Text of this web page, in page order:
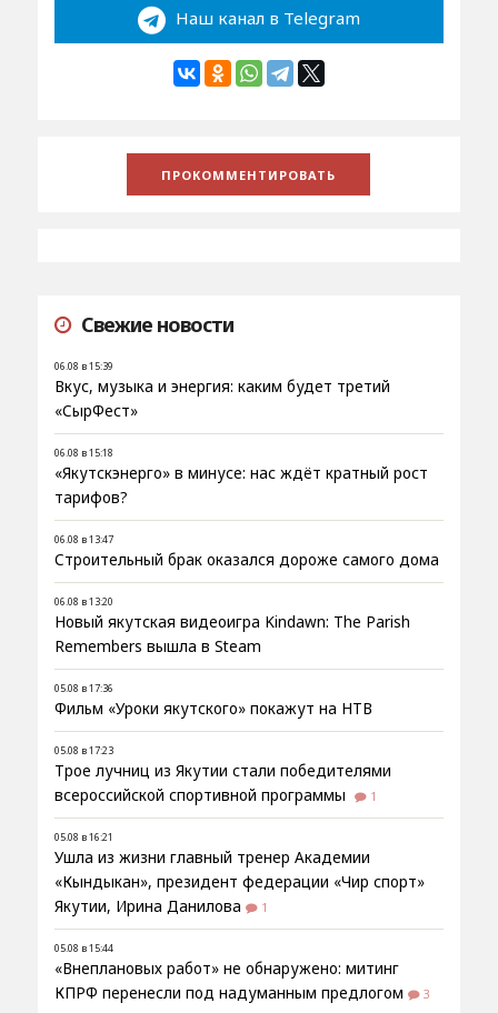
Наш канал в Telegram
Свежие новости
06.08 в 15:39
Вкус, музыка и энергия: каким будет третий
«СырФест»
06.08 в 15:18
«Якутскэнерго» в минусе: нас ждёт кратный рост
тарифов?
06.08 в 13:47
Строительный брак оказался дороже самого дома
06.08 в 13:20
Новый якутская видеоигра Kindawn: The Parish
Remembers вышла в Steam
05.08 в 17:36
Фильм «Уроки якутского» покажут на НТВ
05.08 в 17:23
Трое лучниц из Якутии стали победителями
всероссийской спортивной программы
1
05.08 в 16:21
Ушла из жизни главный тренер Академии
«Кындыкан», президент федерации «Чир спорт»
Якутии, Ирина Данилова
1
05.08 в 15:44
«Внеплановых работ» не обнаружено: митинг
КПРФ перенесли под надуманным предлогом
3